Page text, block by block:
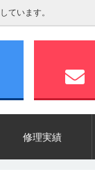
ています。
修理実績